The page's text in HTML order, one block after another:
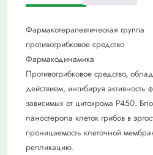
Фармакотерапевтическая группа
противогрибковое средство
Фармакодинамика
Противогрибковое средство,
действием, ингибируя активность
зависимых от цитохрома Р450.
ланостерола клеток грибов в
проницаемость клеточной
репликацию.